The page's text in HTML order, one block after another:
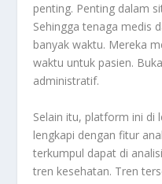
penting. Penting dalam
Sehingga tenaga medis
banyak waktu. Mereka
waktu untuk pasien.
administratif.
Selain itu, platform ini di
lengkapi dengan fitur
terkumpul dapat di
tren kesehatan. Tren